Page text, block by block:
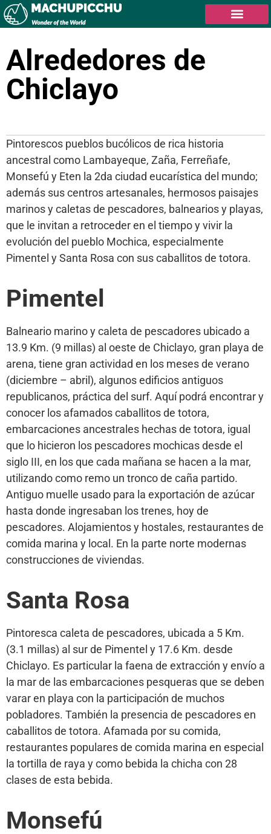
Alrededores de
Chiclayo
Pintorescos pueblos bucólicos de rica historia
ancestral como Lambayeque, Zaña, Ferreñafe,
Monsefú y Eten la 2da ciudad eucarística del mundo;
además sus centros artesanales, hermosos paisajes
marinos y caletas de pescadores, balnearios y playas,
que le invitan a retroceder en el tiempo y vivir la
evolución del pueblo Mochica, especialmente
Pimentel y Santa Rosa con sus caballitos de totora.
Pimentel
Balneario marino y caleta de pescadores ubicado a
13.9 Km. (9 millas) al oeste de Chiclayo, gran playa de
arena, tiene gran actividad en los meses de verano
(diciembre – abril), algunos edificios antiguos
republicanos, práctica del surf. Aquí podrá encontrar y
conocer los afamados caballitos de totora,
embarcaciones ancestrales hechas de totora, igual
que lo hicieron los pescadores mochicas desde el
siglo III, en los que cada mañana se hacen a la mar,
utilizando como remo un tronco de caña partido.
Antiguo muelle usado para la exportación de azúcar
hasta donde ingresaban los trenes, hoy de
pescadores. Alojamientos y hostales, restaurantes de
comida marina y local. En la parte norte modernas
construcciones de viviendas.
Santa Rosa
Pintoresca caleta de pescadores, ubicada a 5 Km.
(3.1 millas) al sur de Pimentel y 17.6 Km. desde
Chiclayo. Es particular la faena de extracción y envío a
la mar de las embarcaciones pesqueras que se deben
varar en playa con la participación de muchos
pobladores. También la presencia de pescadores en
caballitos de totora. Afamada por su comida,
restaurantes populares de comida marina en especial
la tortilla de raya y como bebida la chicha con 28
clases de esta bebida.
Monsefú